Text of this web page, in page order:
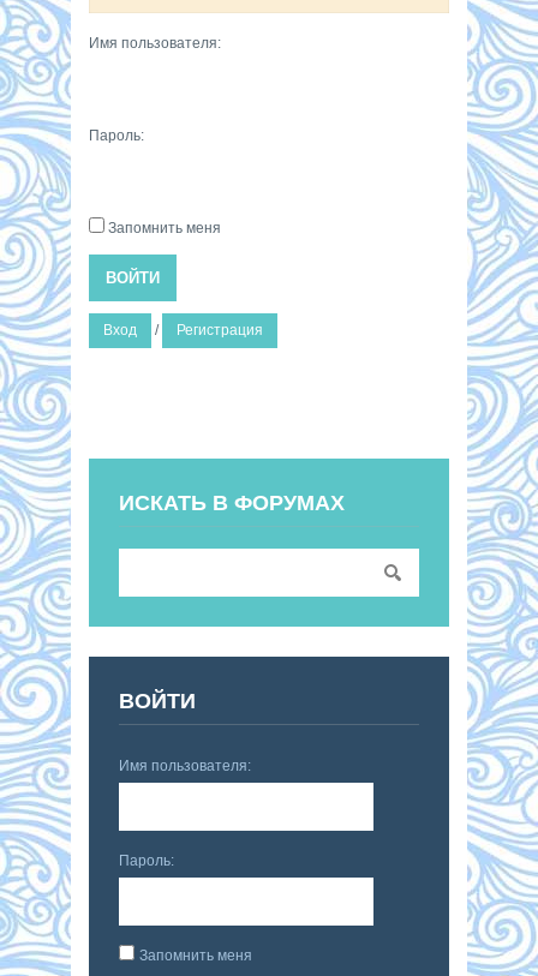
Имя пользователя:
Пароль:
Запомнить меня
ВОЙТИ
Вход / Регистрация
ИСКАТЬ В ФОРУМАХ
ВОЙТИ
Имя пользователя:
Пароль:
Запомнить меня